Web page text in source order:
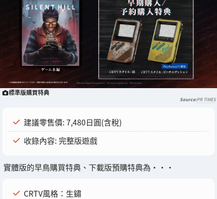
標準版購買特典
PR TIMES
建議零售價: 7,480日圓(含稅)
收錄內容: 完整版遊戲
實體版的早鳥購買特典、下載版預購特典為・・・
CRTV風格：生鏽